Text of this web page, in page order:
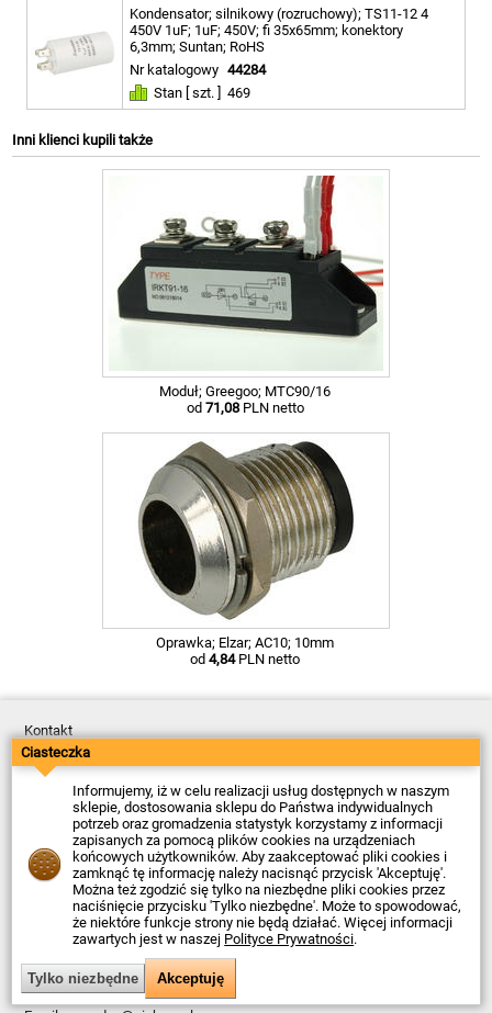
Kondensator; silnikowy (rozruchowy); TS11-12 4
450V 1uF; 1uF; 450V; fi 35x65mm; konektory
6,3mm; Suntan; RoHS
Nr katalogowy 44284
Stan [ szt. ]
469
Inni klienci kupili także
Moduł; Greegoo; MTC90/16
od 71,08PLN netto
Oprawka; Elzar; AC10; 10mm
od 4,84PLN netto
Kontakt
Dostawa
Płatność
Zwroty
Reklamacje
Regulamin
Polityka Prywatności
O Firmie
Data ostatniej aktualizacji: 2026-08-06
© Firma Piekarz Sp. z o.o. 2000-2026
Sklep elektroniczny Firma Piekarz Sp. z o.o.
ul. Wólczyńska 206
01-919 Warszawa
NIP: 118-15-77-240
Ciasteczka
Informujemy, iż w celu realizacji usług dostępnych w naszym
sklepie, dostosowania sklepu do Państwa indywidualnych
potrzeb oraz gromadzenia statystyk korzystamy z informacji
zapisanych za pomocą plików cookies na urządzeniach
końcowych użytkowników. Aby zaakceptować pliki cookies i
zamknąć tę informację należy nacisnąć przycisk 'Akceptuję'.
Można też zgodzić się tylko na niezbędne pliki cookies przez
naciśnięcie przycisku 'Tylko niezbędne'. Może to spowodować,
że niektóre funkcje strony nie będą działać. Więcej informacji
zawartych jest w naszej Polityce Prywatności.